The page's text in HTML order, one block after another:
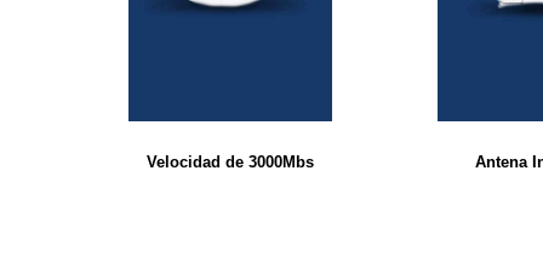
Velocidad de 3000Mbs Antena